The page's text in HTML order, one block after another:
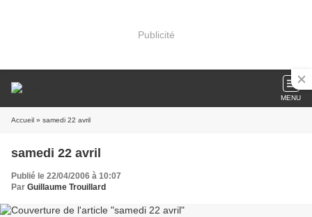
Publicité
MENU
Accueil » samedi 22 avril
samedi 22 avril
Publié le 22/04/2006 à 10:07
Par Guillaume Trouillard